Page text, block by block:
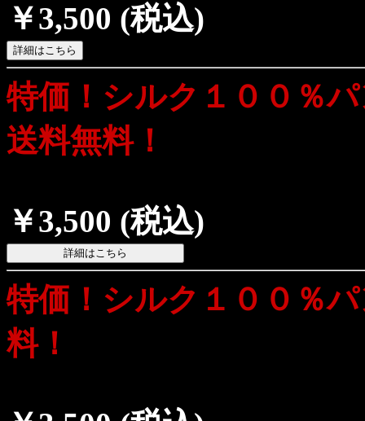
￥3,500 (税込)
特価！シルク１００
送料無料！
￥3,500 (税込)
特価！シルク１００
料！